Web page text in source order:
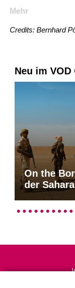
Mehr
Credits: Bernhard
Neu im VOD
On the
der Sahara